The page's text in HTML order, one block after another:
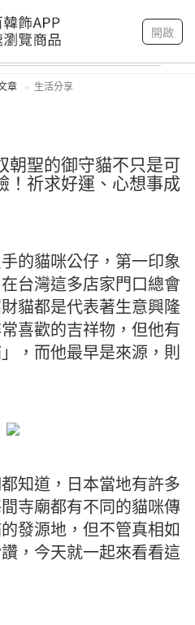
開啟
我的帳戶
章 生活分享
朝聖的御守貓不只是可
！祈求好運、心想事成
的貓咪公仔，第一印象
台灣這多店家門口總會
貓都是代表著生意興隆
喜歡的吉祥物，但他有
，而他最早是來源，則
知道，日本當地有許多
寺廟都有不同的貓咪傳
發源地，但不管真相如
，今天就一起來看看這